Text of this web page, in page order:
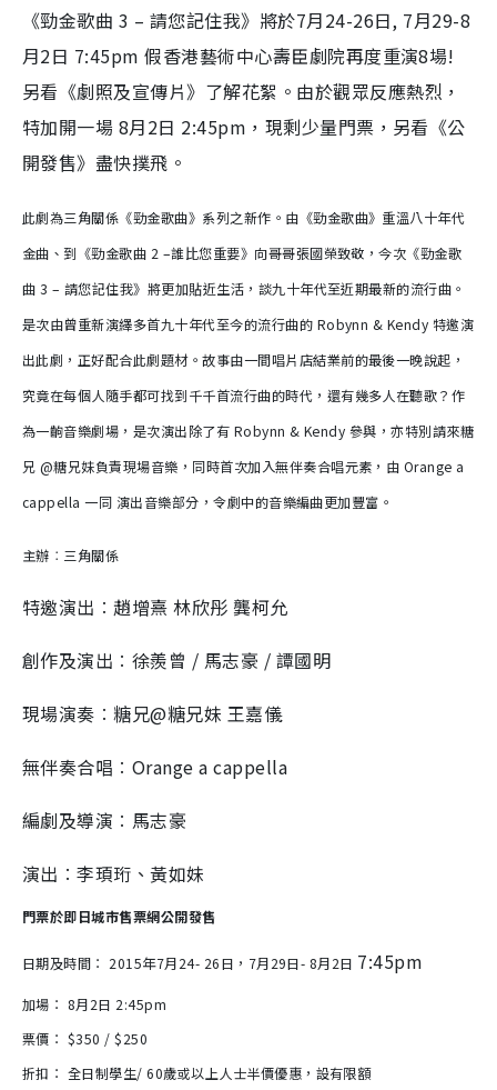
《勁金歌曲 3 – 請您記住我》將於7月24-26日, 7月29-8
月2日 7:45pm 假香港藝術中心壽臣劇院再度重演8場!
另看《劇照及宣傳片》了解花絮。由於觀眾反應熱烈，
特加開一場 8月2日 2:45pm，現剩少量門票，另看《公
開發售》盡快撲飛。
此劇為三角關係《勁金歌曲》系列之新作。由《勁金歌曲》重溫八十年代
金曲、到《勁金歌曲 2 –誰比您重要》向哥哥張國榮致敬，今次《勁金歌
曲 3 – 請您記住我》將更加貼近生活，談九十年代至近期最新的流行曲。
是次由曾重新演繹多首九十年代至今的流行曲的 Robynn & Kendy 特邀演
出此劇，正好配合此劇題材。故事由一間唱片店結業前的最後一晚說起，
究竟在每個人隨手都可找到千千首流行曲的時代，還有幾多人在聽歌？作
為一齣音樂劇場，是次演出除了有 Robynn & Kendy 參與，亦特別請來糖
兄 @糖兄妹負責現場音樂，同時首次加入無伴奏合唱元素，由 Orange a
cappella 一同 演出音樂部分，令劇中的音樂編曲更加豐富。
主辦︰三角關係
特邀演出︰趙增熹 林欣彤 龔柯允
創作及演出︰徐羨曾 / 馬志豪 / 譚國明
現場演奏︰糖兄@糖兄妹 王嘉儀
無伴奏合唱︰Orange a cappella
編劇及導演︰馬志豪
演出︰李頊珩、黃如妹
門票於即日城市售票網公開發售
日期及時間： 2015年7月24- 26日，7月29日- 8月2日 7:45pm
加場： 8月2日2:45pm
票價： $350 / $250
折扣： 全日制學生/ 60歲或以上人士半價優惠，設有限額